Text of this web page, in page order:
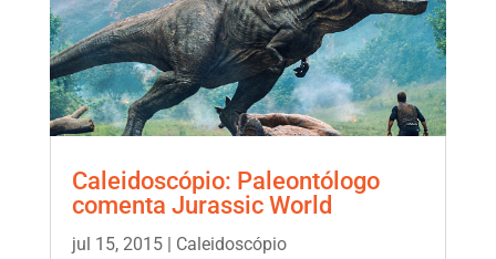
Caleidoscópio: Paleontólogo
comenta Jurassic World
jul 15, 2015| Caleidoscópio